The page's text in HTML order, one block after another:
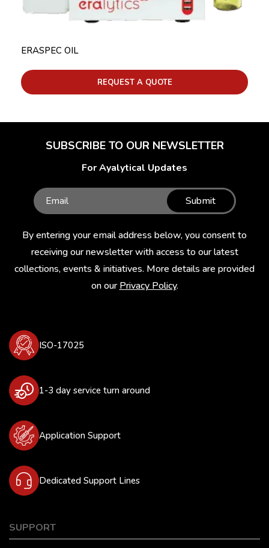
ERASPEC OIL
REQUEST A QUOTE
SUBSCRIBE TO OUR NEWSLETTER
For Ayalytical Updates
Submit
By entering your email address below, you consent to
receiving our newsletter with access to our latest
collections, events & initiatives. More details are provided
on ourPrivacy Policy.
ISO-17025
1-3 day service turn around
Application Support
Dedicated Support Lines
SUPPORT